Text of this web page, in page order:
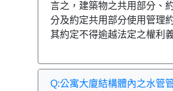
言之，建築物之共用部分、
分及約定共用部分使用管理
其約定不得逾越法定之權利
Q:公寓大廈結構體內之水管